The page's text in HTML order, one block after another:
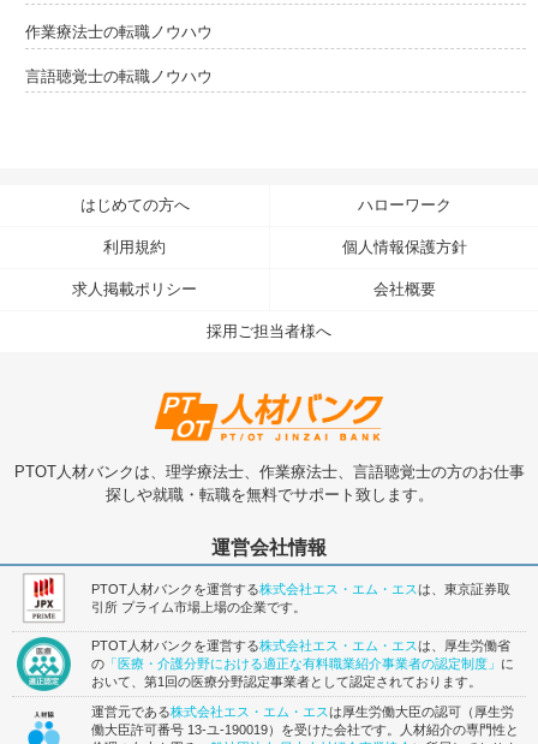
作業療法士の転職ノウハウ
言語聴覚士の転職ノウハウ
はじめての方へ ハローワーク
利用規約 個人情報保護方針
求人掲載ポリシー 会社概要
採用ご担当者様へ
PTOT人材バンクは、理学療法士、作業療法士、言語聴覚士の方のお仕事
探しや就職・転職を無料でサポート致します。
運営会社情報
PTOT人材バンクを運営する株式会社エス・エム・エスは、東京証券取
引所 プライム市場上場の企業です。
PTOT人材バンクを運営する株式会社エス・エム・エスは、厚生労働省
の 「医療・介護分野における適正な有料職業紹介事業者の認定制度」 に
おいて、第1回の医療分野認定事業者として認定されております。
運営元である株式会社エス・エム・エスは厚生労働大臣の認可（厚生労
働大臣許可番号 13-ユ-190019）を受けた会社です。人材紹介の専門性と